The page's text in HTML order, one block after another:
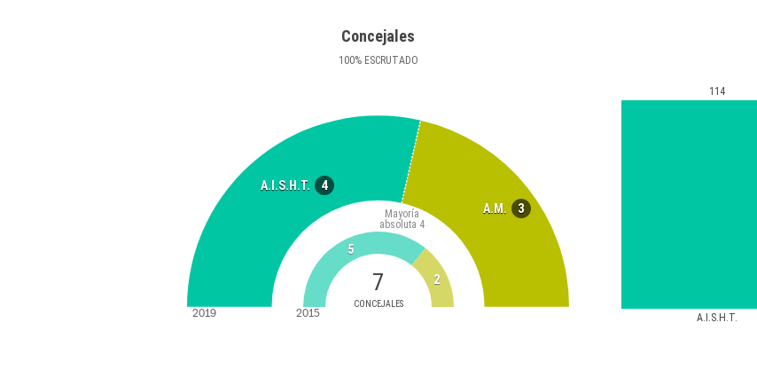
Concejales
100%ESCRUTADO
A.I.S.H.T. 4
A.M. 3
7
CONCEJALES
Mayoría
absoluta 4
5
2
2019 2015 A.I.S.H.T.
114